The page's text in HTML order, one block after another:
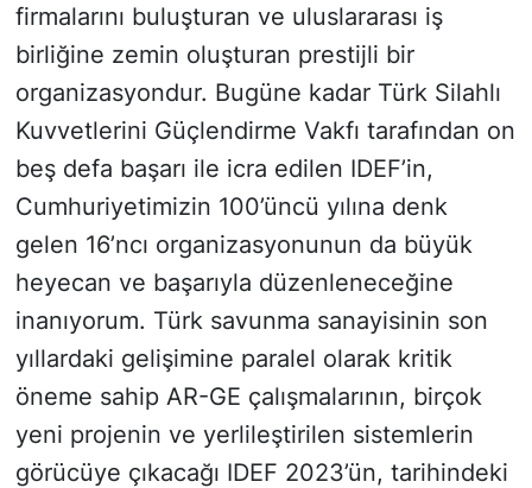
firmalarını buluşturan ve uluslararası iş
birliğine zemin oluşturan prestijli bir
organizasyondur. Bugüne kadar Türk Silahlı
Kuvvetlerini Güçlendirme Vakfı tarafından on
beş defa başarı ile icra edilen IDEF’in,
Cumhuriyetimizin 100’üncü yılına denk
gelen 16’ncı organizasyonunun da büyük
heyecan ve başarıyla düzenleneceğine
inanıyorum. Türk savunma sanayisinin son
yıllardaki gelişimine paralel olarak kritik
öneme sahip AR-GE çalışmalarının, birçok
yeni projenin ve yerlileştirilen sistemlerin
görücüye çıkacağı IDEF 2023’ün, tarihindeki